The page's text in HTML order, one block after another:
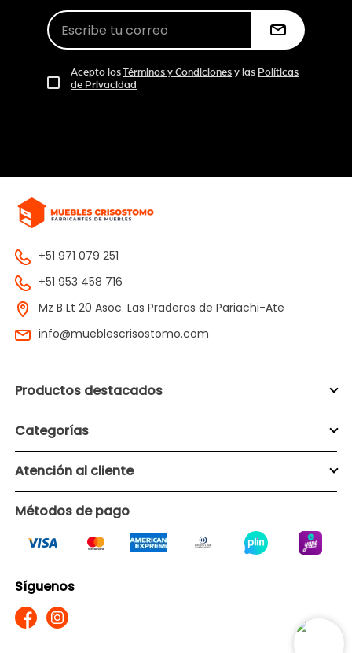
Acepto los Términos y Condiciones y las Políticas
de Privacidad
+51 971 079 251
+51 953 458 716
Mz B Lt 20 Asoc. Las Praderas de Pariachi-Ate
info@mueblescrisostomo.com
Productos destacados
Categorías
Atención al cliente
Métodos de pago